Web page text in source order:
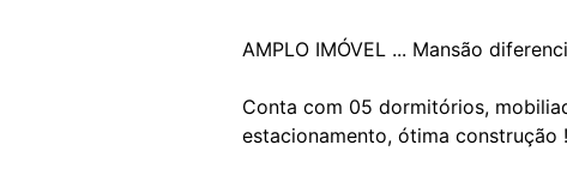
AMPLO IMÓVEL ... Mansão
Conta com 05 dormitórios,
estacionamento, ótima construção